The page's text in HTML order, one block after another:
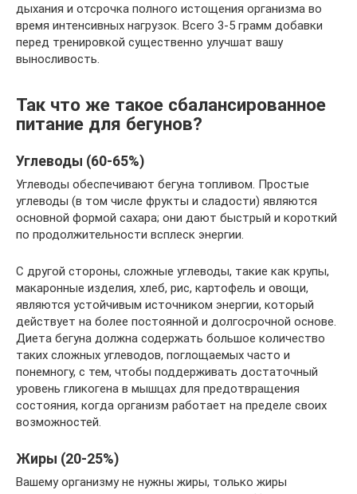
дыхания и отсрочка полного истощения организма во
время интенсивных нагрузок. Всего 3-5 грамм добавки
перед тренировкой существенно улучшат вашу
выносливость.
Так что же такое сбалансированное
питание для бегунов?
Углеводы (60-65%)
Углеводы обеспечивают бегуна топливом. Простые
углеводы (в том числе фрукты и сладости) являются
основной формой сахара; они дают быстрый и короткий
по продолжительности всплеск энергии.
С другой стороны, сложные углеводы, такие как крупы,
макаронные изделия, хлеб, рис, картофель и овощи,
являются устойчивым источником энергии, который
действует на более постоянной и долгосрочной основе.
Диета бегуна должна содержать большое количество
таких сложных углеводов, поглощаемых часто и
понемногу, с тем, чтобы поддерживать достаточный
уровень гликогена в мышцах для предотвращения
состояния, когда организм работает на пределе своих
возможностей.
Жиры (20-25%)
Вашему организму не нужны жиры, только жиры